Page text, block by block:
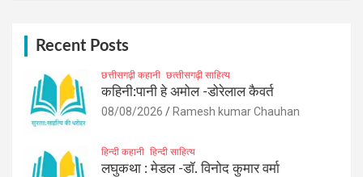
Recent Posts
छत्तीसगढ़ी कहानी छत्‍तीसगढ़ी साहित्‍य
कहिनी:पानी हे अमोल -डोरेलाल कैवर्त
08/08/2026 Ramesh kumar Chauhan
हिन्दी कहानी हिन्दी साहित्य
लघुकथा : मेडल -डॉ. विनोद कुमार वर्मा